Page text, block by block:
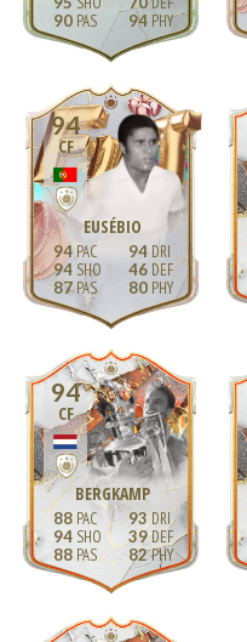
90
94
94
CF
EUSÉBIO
94
94
87
94
46
80
94
CF
BERGKAMP
88
94
88
93
39
82